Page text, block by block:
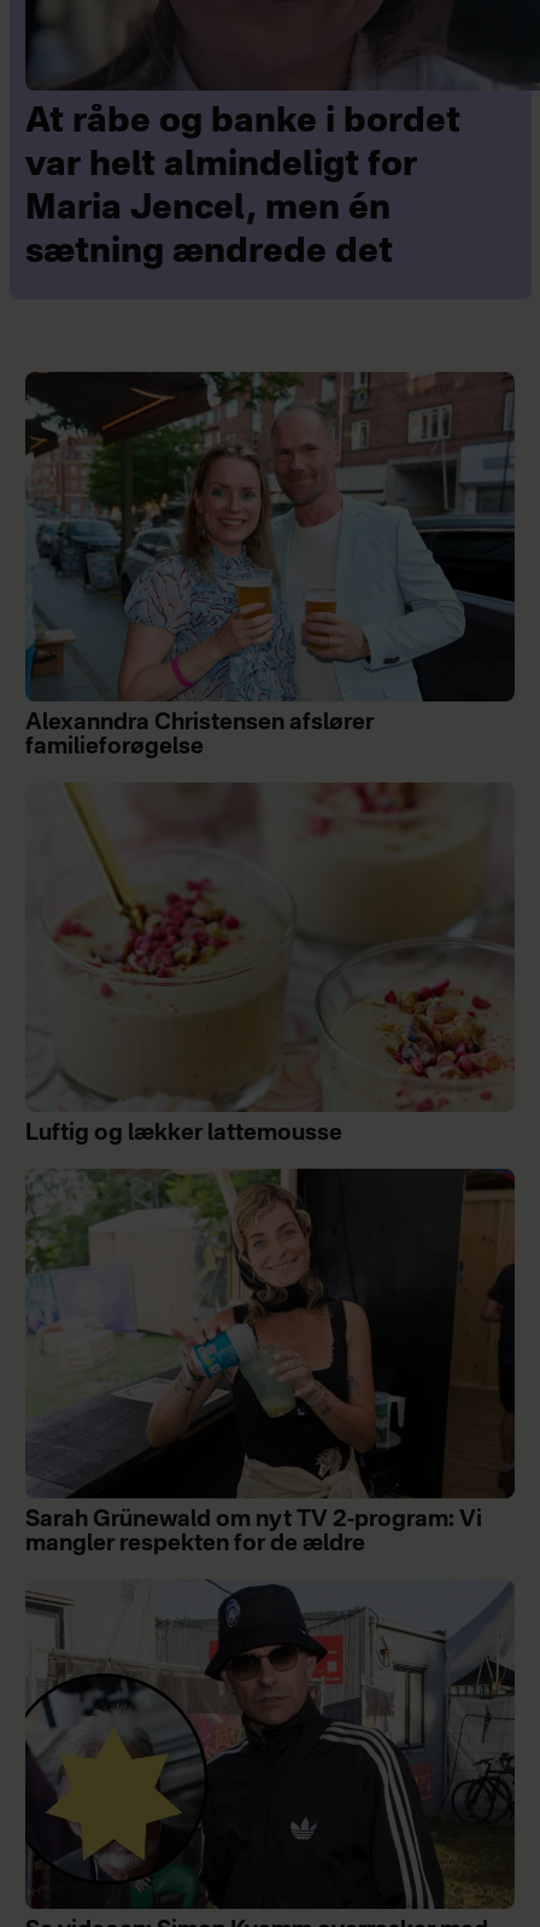
At råbe og banke i bordet
var helt almindeligt for
Maria Jencel, men én
sætning ændrede det
Alexanndra Christensen afslører
familieforøgelse
Luftig og lækker lattemousse
Sarah Grünewald om nyt TV 2-program: Vi
mangler respekten for de ældre